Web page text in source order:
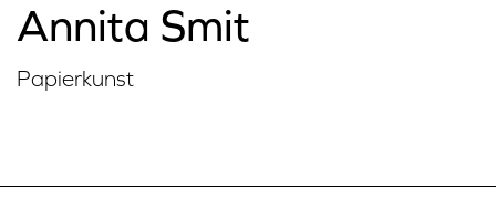
Annita Smit
Papierkunst